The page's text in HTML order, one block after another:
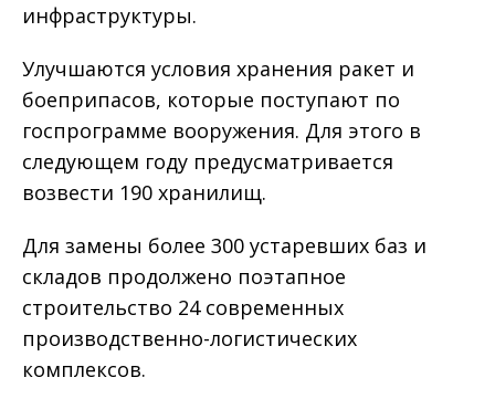
инфраструктуры.
Улучшаются условия хранения ракет и
боеприпасов, которые поступают по
госпрограмме вооружения. Для этого в
следующем году предусматривается
возвести 190 хранилищ.
Для замены более 300 устаревших баз и
складов продолжено поэтапное
строительство 24 современных
производственно-логистических
комплексов.